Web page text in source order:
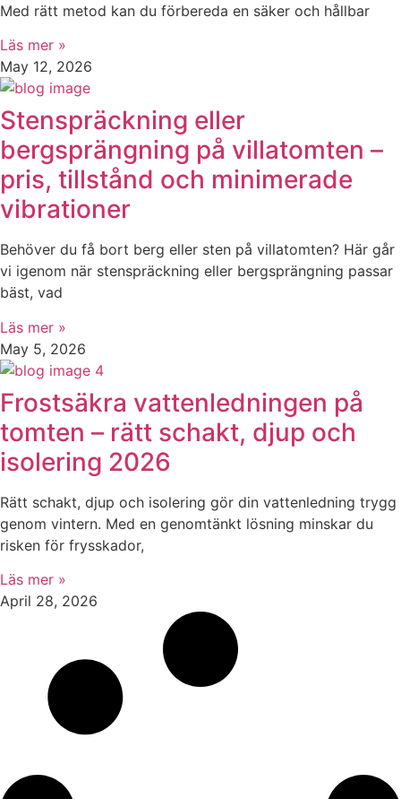
Med rätt metod kan du förbereda en säker och hållbar
Läs mer »
May 12, 2026
Stenspräckning eller
bergsprängning på villatomten –
pris, tillstånd och minimerade
vibrationer
Behöver du få bort berg eller sten på villatomten? Här går
vi igenom när stenspräckning eller bergsprängning passar
bäst, vad
Läs mer »
May 5, 2026
Frostsäkra vattenledningen på
tomten – rätt schakt, djup och
isolering 2026
Rätt schakt, djup och isolering gör din vattenledning trygg
genom vintern. Med en genomtänkt lösning minskar du
risken för frysskador,
Läs mer »
April 28, 2026